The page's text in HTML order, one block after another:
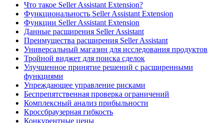
Что такое Seller Assistant Extension?
Функциональность Seller Assistant Extension
Функции Seller Assistant Extension
Данные расширения Seller Assistant
Преимущества расширения Seller Assistant
Универсальный магазин для исследования продуктов
Тройной виджет для поиска сделок
Улучшенное принятие решений с расширенными
функциями
Упреждающее управление рисками
Беспрепятственная проверка ограничений
Комплексный анализ прибыльности
Кроссбраузерная гибкость
Конкурентные цены